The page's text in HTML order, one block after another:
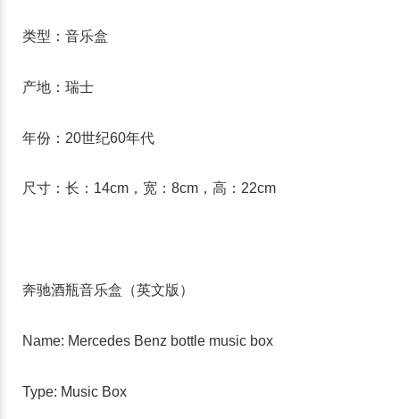
类型：音乐盒
产地：瑞士
年份：20世纪60年代
尺寸：长：14cm，宽：8cm，高：22cm
奔驰酒瓶音乐盒（英文版）
Name: Mercedes Benz bottle music box
Type: Music Box